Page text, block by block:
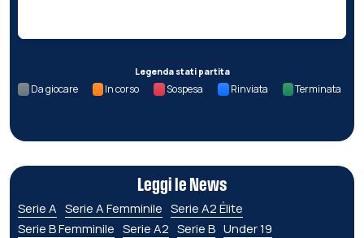
Legenda stati partita
Da giocare In corso Sospesa Rinviata Terminata
Leggi le News
Serie A Serie A Femminile Serie A2 Élite
Serie B Femminile Serie A2 Serie B Under 19